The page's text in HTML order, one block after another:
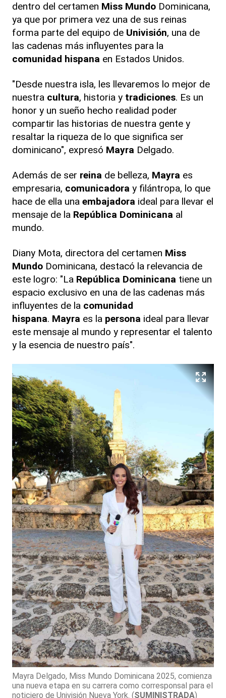
dentro del certamen Miss Mundo Dominicana,
ya que por primera vez una de sus reinas
forma parte del equipo de Univisión, una de
las cadenas más influyentes para la
comunidad hispana en Estados Unidos.
"Desde nuestra isla, les llevaremos lo mejor de
nuestra cultura, historia y tradiciones. Es un
honor y un sueño hecho realidad poder
compartir las historias de nuestra gente y
resaltar la riqueza de lo que significa ser
dominicano", expresó Mayra Delgado.
Además de ser reina de belleza, Mayra es
empresaria, comunicadora y filántropa, lo que
hace de ella una embajadora ideal para llevar el
mensaje de la República Dominicana al
mundo.
Diany Mota, directora del certamen Miss
Mundo Dominicana, destacó la relevancia de
este logro: "La República Dominicana tiene un
espacio exclusivo en una de las cadenas más
influyentes de la comunidad
hispana. Mayra es la persona ideal para llevar
este mensaje al mundo y representar el talento
y la esencia de nuestro país".
Mayra Delgado, Miss Mundo Dominicana 2025, comienza
una nueva etapa en su carrera como corresponsal para el
noticiero de Univisión Nueva York. (SUMINISTRADA)